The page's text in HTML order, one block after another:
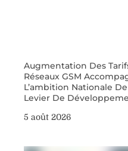
Augmentation Des
Réseaux GSM
L’ambition Nationale
Levier De
5 août 2026